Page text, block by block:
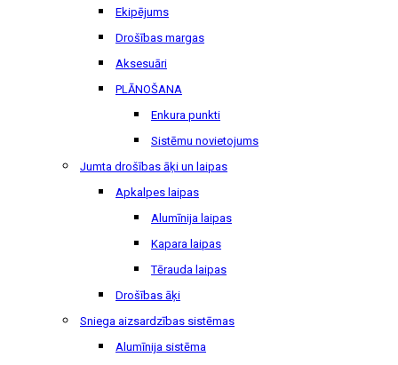
Ekipējums
Drošības margas
Aksesuāri
PLĀNOŠANA
Enkura punkti
Sistēmu novietojums
Jumta drošības āķi un laipas
Apkalpes laipas
Alumīnija laipas
Kapara laipas
Tērauda laipas
Drošības āķi
Sniega aizsardzības sistēmas
Alumīnija sistēma